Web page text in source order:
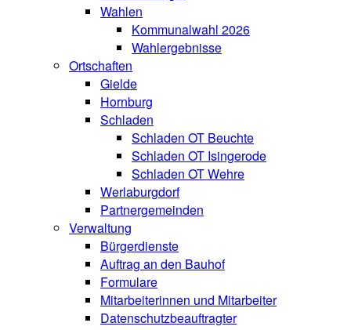
Wahlen
Kommunalwahl 2026
Wahlergebnisse
Ortschaften
Gielde
Hornburg
Schladen
Schladen OT Beuchte
Schladen OT Isingerode
Schladen OT Wehre
Werlaburgdorf
Partnergemeinden
Verwaltung
Bürgerdienste
Auftrag an den Bauhof
Formulare
Mitarbeiterinnen und Mitarbeiter
Datenschutzbeauftragter